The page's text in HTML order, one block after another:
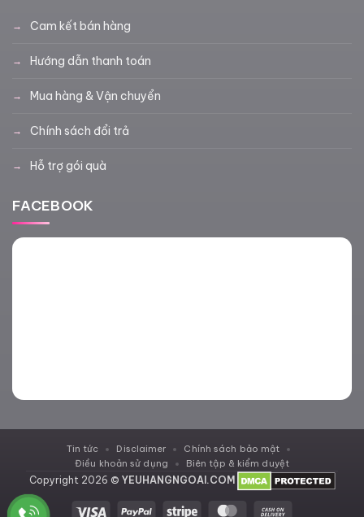
Cam kết bán hàng
Hướng dẫn thanh toán
Mua hàng & Vận chuyển
Chính sách đổi trả
Hỗ trợ gói quà
FACEBOOK
Visa PayPal Stripe MasterCard
Tin tức Disclaimer
Chính sách bảo mật
Điều khoản sử dụng
Biên tập & kiểm duyệt
Copyright 2026 © YEUHANGNGOAI.COM